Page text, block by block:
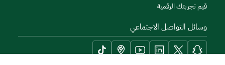
قيم تجربتك الرقمية
وسائل التواصل الاجتماعي